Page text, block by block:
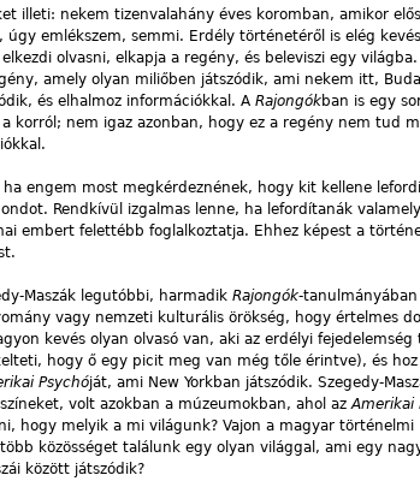
illeti: nekem tizenvalahány éves koromban, amikor
úgy emlékszem, semmi. Erdély történetéről is elég
olvasni, elkapja a regény, és beleviszi egy
amely olyan miliőben játszódik, ami nekem itt,
és elhalmoz információkkal. A Rajongókban is egy
korról; nem igaz azonban, hogy ez a regény nem tud
engem most megkérdeznének, hogy kit kellene
Rendkívül izgalmas lenne, ha lefordítanák
embert felettébb foglalkoztatja. Ehhez képest a
Maszák legutóbbi, harmadik Rajongók-
vagy nemzeti kulturális örökség, hogy értelmes
kevés olyan olvasó van, aki az erdélyi
hogy ő egy picit meg van még tőle érintve), és hoz
Psychóját, ami New Yorkban játszódik. Szegedy-
volt azokban a múzeumokban, ahol az Amerikai
hogy melyik a mi világunk? Vajon a magyar történelmi
közösséget találunk egy olyan világgal, ami egy
között játszódik?